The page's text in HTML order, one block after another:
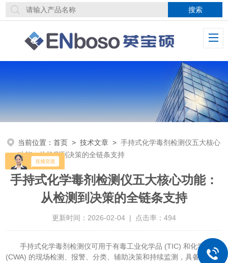
当前位置：首页 >技术文章 >手持式化学毒剂检测仪五大核心
功能：从检测到决策的全链条支持
手持式化学毒剂检测仪五大核心功能：
从检测到决策的全链条支持
更新时间：2026-02-04 | 点击率：494
手持式化学毒剂检测仪可用于有毒工业化学品 (TIC) 和化学战剂
(CWA) 的现场检测、报警、分类、辅助决策和持续监测，具备无线、